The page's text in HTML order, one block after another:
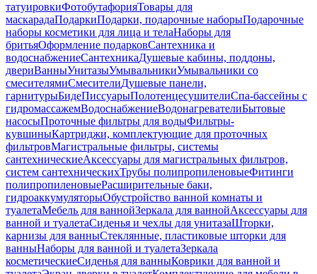
татуировкиФотобутафорияТовары для
маскарадаПодаркиПодарки, подарочные наборыПодарочные
наборы косметики для лица и телаНаборы для
бритьяОформление подарковСантехника и
водоснабжениеСантехникаДушевые кабины, поддоны,
двериВанныУнитазыУмывальникиУмывальники со
смесителямиСмесителиДушевые панели,
гарнитурыБидеПиссуарыПолотенцесушителиСпа-бассейны с
гидромассажемВодоснабжениеВодонагревателиБытовые
насосыПроточные фильтры для водыФильтры-
кувшиныКартриджи, комплектующие для проточных
фильтровМагистральные фильтры, системы
сантехническиеАксессуары для магистральных фильтров,
систем сантехническихТрубы полипропиленовыеФитинги
полипропиленовыеРасширительные баки,
гидроаккумуляторыОбустройство ванной комнаты и
туалетаМебель для ваннойЗеркала для ваннойАксессуары для
ванной и туалетаСиденья и чехлы для унитазаШторки,
карнизы для ванныСтеклянные, пластиковые шторки для
ванныНаборы для ванной и туалетаЗеркала
косметическиеСиденья для ванныКоврики для ванной и